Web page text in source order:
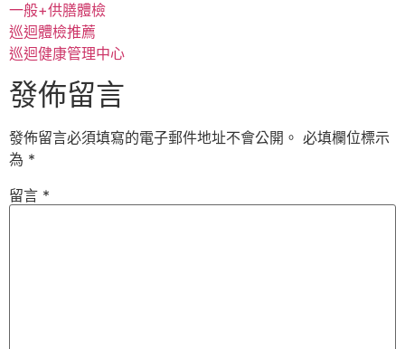
一般+供膳體檢
巡迴體檢推薦
巡迴健康管理中心
發佈留言
發佈留言必須填寫的電子郵件地址不會公開。 必填欄位標示
為 *
留言 *